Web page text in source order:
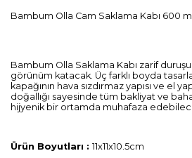
Bambum Olla Cam Saklama Kabı 600 ml
Bambum Olla Saklama Kabı zarif duruşu
görünüm katacak. Üç farklı boyda
kapağının hava sızdırmaz yapısı ve el
doğallığı sayesinde tüm bakliyat ve
hijyenik bir ortamda muhafaza
Ürün Boyutları : 11x11x10.5cm